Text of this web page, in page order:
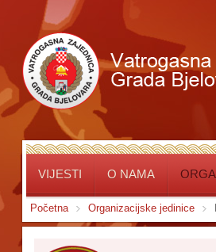
VIJESTI O NAMA
Početna Organizacijske jedinice